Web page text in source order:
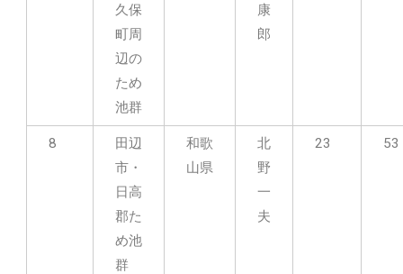
久保
町周
辺の
ため
池群
康
郎
8
田辺
市・
日高
郡た
め池
群
和歌
山県
北
野
一
夫
23 53